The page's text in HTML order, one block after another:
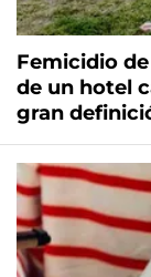
Femicidio
de un hotel
gran